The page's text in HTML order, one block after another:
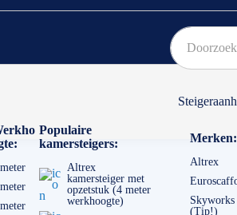
Populaire
kamersteigers:
Altrex
kamersteiger met
opzetstuk (4 meter
werkhoogte)
Merken:
Altrex
Skyworks
(Tip!)